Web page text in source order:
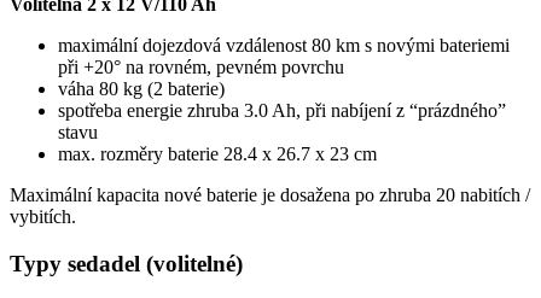
Volitelná 2 x 12 V/110 Ah
maximální dojezdová vzdálenost 80 km s novými bateriemi
při +20° na rovném, pevném povrchu
váha 80 kg (2 baterie)
spotřeba energie zhruba 3.0 Ah, při nabíjení z “prázdného”
stavu
max. rozměry baterie 28.4 x 26.7 x 23 cm
Maximální kapacita nové baterie je dosažena po zhruba 20 nabitích /
vybitích.
Typy sedadel (volitelné)